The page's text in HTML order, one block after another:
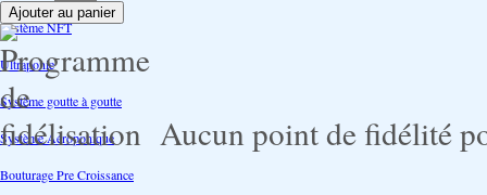
Système NFT
Ultraponie
Système goutte à goutte
Système Aéroponique
Bouturage Pre Croissance
Aucun point de fidélité